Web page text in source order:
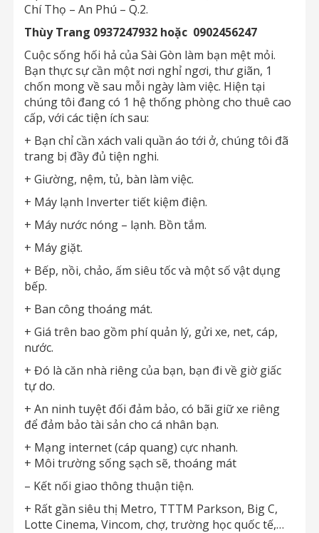
Chí Thọ – An Phú – Q.2.
Thùy Trang 0937247932 hoặc 0902456247
Cuộc sống hối hả của Sài Gòn làm bạn mệt mỏi.
Bạn thực sự cần một nơi nghỉ ngơi, thư giãn, 1
chốn mong về sau mỗi ngày làm việc. Hiện tại
chúng tôi đang có 1 hệ thống phòng cho thuê cao
cấp, với các tiện ích sau:
+ Bạn chỉ cần xách vali quần áo tới ở, chúng tôi đã
trang bị đầy đủ tiện nghi.
+ Giường, nệm, tủ, bàn làm việc.
+ Máy lạnh Inverter tiết kiệm điện.
+ Máy nước nóng – lạnh. Bồn tắm.
+ Máy giặt.
+ Bếp, nồi, chảo, ấm siêu tốc và một số vật dụng
bếp.
+ Ban công thoáng mát.
+ Giá trên bao gồm phí quản lý, gửi xe, net, cáp,
nước.
+ Đó là căn nhà riêng của bạn, bạn đi về giờ giấc
tự do.
+ An ninh tuyệt đối đảm bảo, có bãi giữ xe riêng
để đảm bảo tài sản cho cá nhân bạn.
+ Mạng internet (cáp quang) cực nhanh.
+ Môi trường sống sạch sẽ, thoáng mát
– Kết nối giao thông thuận tiện.
+ Rất gần siêu thị Metro, TTTM Parkson, Big C,
Lotte Cinema, Vincom, chợ, trường học quốc tế,…